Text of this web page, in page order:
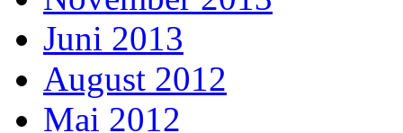
Juni 2013
August 2012
Mai 2012